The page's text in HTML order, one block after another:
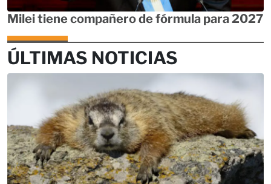
Milei tiene compañero de fórmula para 2027
ÚLTIMAS NOTICIAS